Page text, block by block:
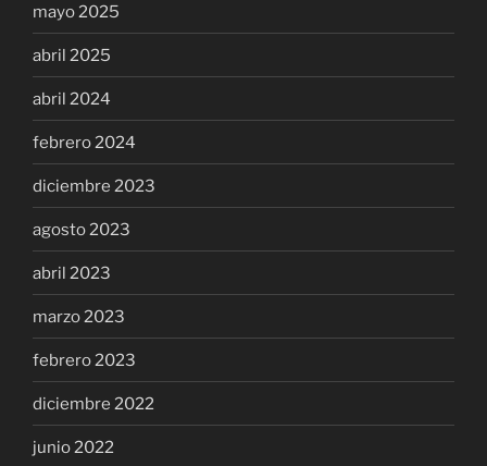
mayo 2025
abril 2025
abril 2024
febrero 2024
diciembre 2023
agosto 2023
abril 2023
marzo 2023
febrero 2023
diciembre 2022
junio 2022